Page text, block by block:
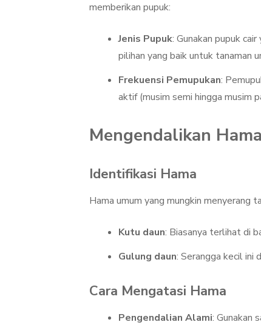
memberikan pupuk:
Jenis Pupuk: Gunakan pupuk
pilihan yang baik untuk tanaman
Frekuensi Pemupukan:
aktif (musim semi hingga musim
Mengendalikan
Identifikasi Hama
Hama umum yang mungkin menyerang
Kutu daun: Biasanya terlihat di
Gulung daun: Serangga kecil ini
Cara Mengatasi Hama
Pengendalian Alami: Gunakan